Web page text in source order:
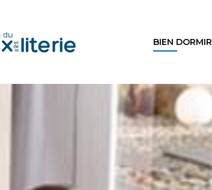
BIEN DORMIR